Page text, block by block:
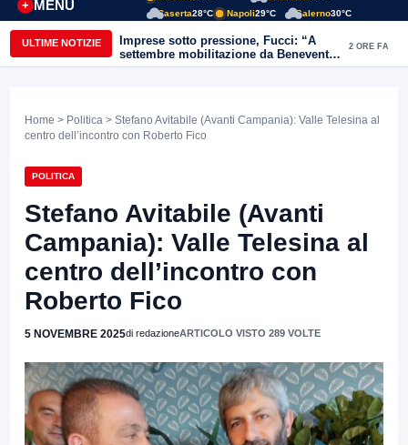
MENÙ
+
Caserta28°C Napoli29°C Salerno30°C
ULTIME NOTIZIE
Imprese sotto pressione, Fucci: “A
settembre mobilitazione da Benevento
e Avellino”
2 ORE FA
Home > Politica > Stefano Avitabile (Avanti Campania): Valle Telesina al
centro dell’incontro con Roberto Fico
POLITICA
Stefano Avitabile (Avanti
Campania): Valle Telesina al
centro dell’incontro con
Roberto Fico
5 NOVEMBRE 2025di redazioneARTICOLO VISTO 289 VOLTE